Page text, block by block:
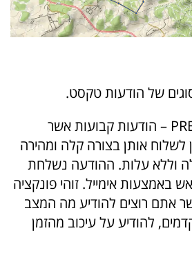
של הודעות טקסט.
הסוג הראשון – PRESET – הודעות קבועות אשר
לשלוח אותן בצורה קלה ומהירה
וללא עלות. ההודעה נשלחת
באמצעות אימייל. זוהי פונקציה
אתם רוצים להודיע מה המצב
להודיע על עיכוב מהזמן